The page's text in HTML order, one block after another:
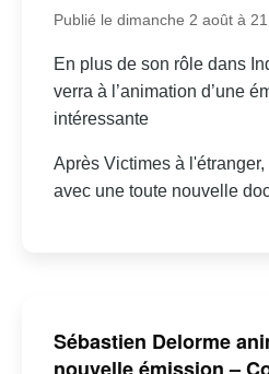
Publié le dimanche 2 août à
En plus de son rôle dans
verra à l’animation d’une
intéressante
Après Victimes à
avec une toute nouvelle
Sébastien Delorme